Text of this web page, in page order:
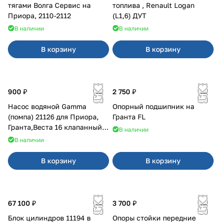
тягами Волга Сервис на
Приора, 2110-2112
В наличии
В корзину
топлива , Renault Logan
(L1,6) ДУТ
В наличии
В корзину
900 ₽
Насос водяной Gamma
(помпа) 21126 для Приора,
Гранта,Веста 16 клапанный
двигатель.
В наличии
В корзину
2 750 ₽
Опорный подшипник на
Гранта FL
В наличии
В корзину
67 100 ₽
Блок цилиндров 11194 в
3 700 ₽
Опоры стойки передние